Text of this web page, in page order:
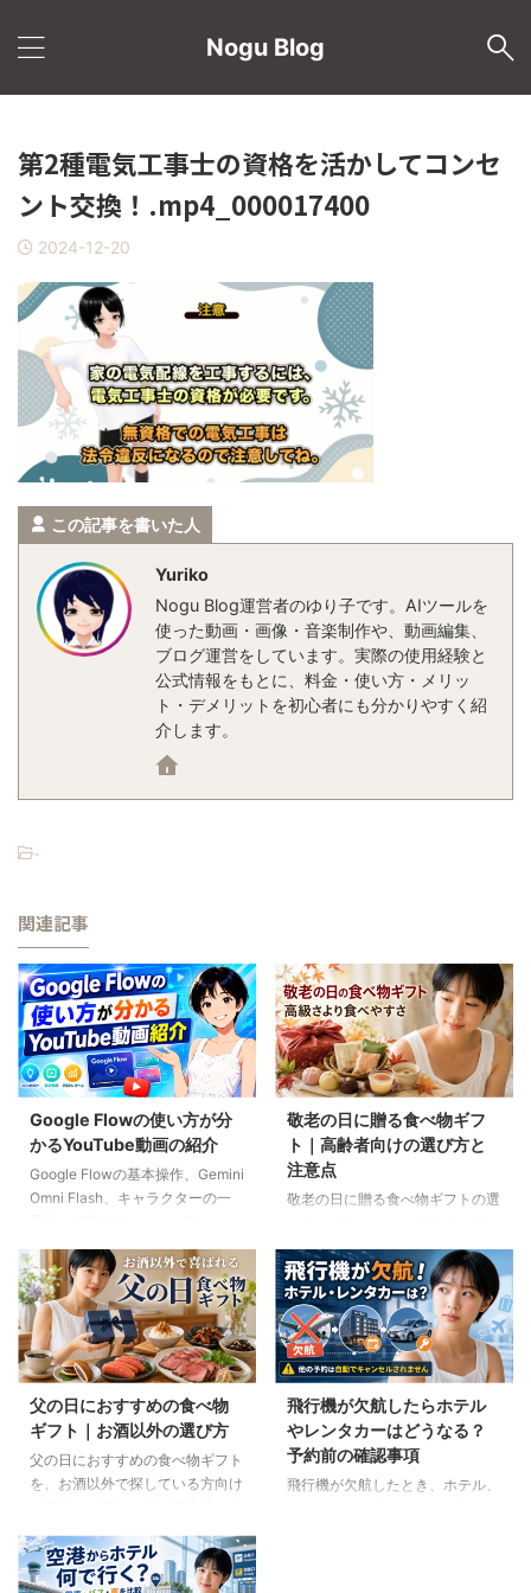
Nogu Blog
第2種電気工事士の資格を活かしてコンセ
ント交換！.mp4_000017400
2024-12-20
この記事を書いた人
Yuriko
Nogu Blog運営者のゆり子です。AIツールを
使った動画・画像・音楽制作や、動画編集、
ブログ運営をしています。実際の使用経験と
公式情報をもとに、料金・使い方・メリッ
ト・デメリットを初心者にも分かりやすく紹
介します。
-
関連記事
Google Flowの使い方が分
かるYouTube動画の紹介
Google Flowの基本操作、Gemini
Omni Flash、キャラクターの一
研究室の長編動画18本を、目的別
に分かりやすく紹介します。
敬老の日に贈る食べ物ギフ
ト｜高齢者向けの選び方と
注意点
敬老の日に贈る食べ物ギフトの選
力や好み、食事制限、保存方法に
配慮しながら、和菓子、スープ、
ご飯のお供、やわらか食などの候
補をわかりやすく解説します。
父の日におすすめの食べ物
ギフト｜お酒以外の選び方
父の日におすすめの食べ物ギフト
を、お酒以外で探している方向け
など、父の好みに合わせた選び方
と注意点を解説します。
飛行機が欠航したらホテル
やレンタカーはどうなる？
予約前の確認事項
飛行機が欠航したとき、ホテル、